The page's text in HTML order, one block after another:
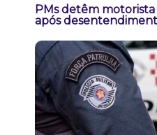
PMs detêm
após